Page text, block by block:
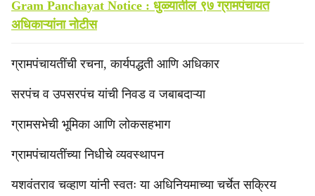
Gram Panchayat Notice : धुळ्यातील ९७ ग्रामपंचायत
अधिकाऱ्यांना नोटीस
ग्रामपंचायतींची रचना, कार्यपद्धती आणि अधिकार
सरपंच व उपसरपंच यांची निवड व जबाबदाऱ्या
ग्रामसभेची भूमिका आणि लोकसहभाग
ग्रामपंचायतींच्या निधीचे व्यवस्थापन
यशवंतराव चव्हाण यांनी स्वतः या अधिनियमाच्या चर्चेत सक्रिय